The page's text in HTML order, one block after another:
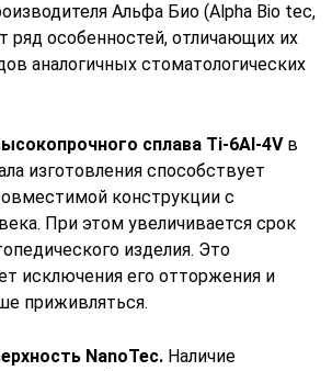
Альфа Био (Alpha Bio tec,
ряд особенностей, отличающих их
аналогичных стоматологических
сплава Ti-6AI-4Vв
изготовления способствует
конструкции с
При этом увеличивается срок
изделия. Это
исключения его отторжения и
приживляться.
NanoTec. Наличие